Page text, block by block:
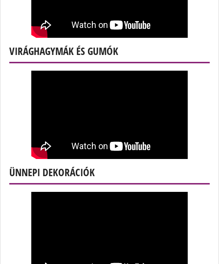
VIRÁGHAGYMÁK ÉS GUMÓK
ÜNNEPI DEKORÁCIÓK